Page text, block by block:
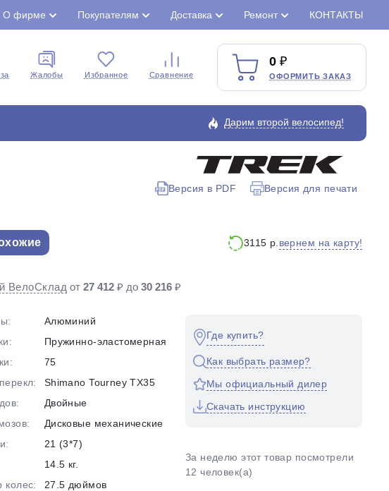
О фирме Покупателям Доставка Ремонт КОНТАКТЫ
Жалобы Избранное Сравнение
0
ОФОРМИТЬ ЗАКАЗ
Дарим второй велосипед!
Версия в PDF Версия для печати
3115 р. вернем на карту!
ВелоСклад от27 412 ₽ до30 216 ₽
Алюминий
Пружинно-эластомерная
75
Shimano Tourney TX35
Двойные
Дисковые механические
21 (3*7)
14.5 кг.
колес:
27.5 дюймов
Где купить?
Как выбрать размер?
Мы официальный дилер
Скачать инструкцию
За неделю этот товар посмотрели
12 человек(а)